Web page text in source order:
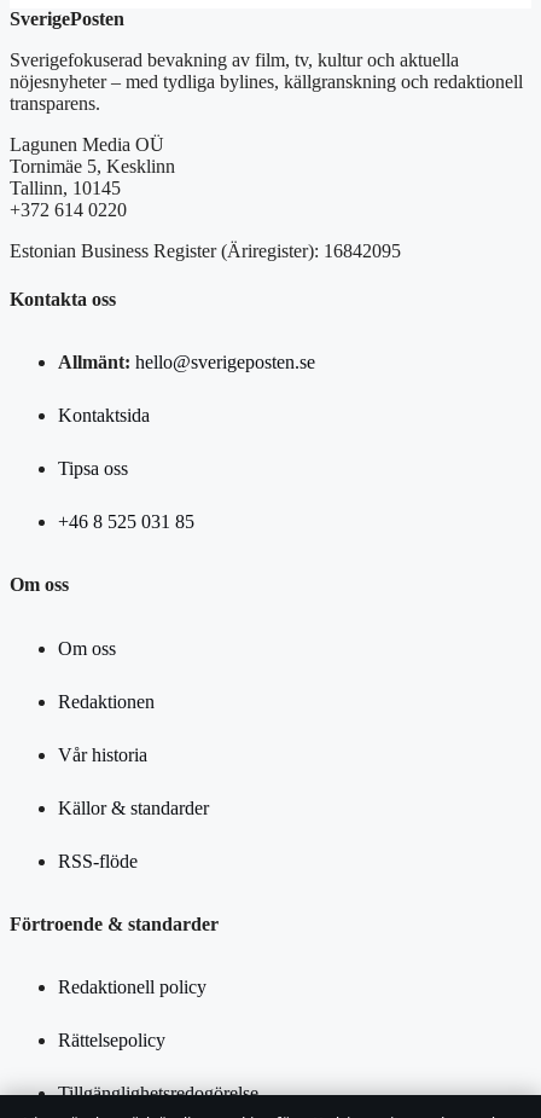
SverigePosten
Sverigefokuserad bevakning av film, tv, kultur och aktuella
nöjesnyheter – med tydliga bylines, källgranskning och redaktionell
transparens.
Lagunen Media OÜ
Tornimäe 5, Kesklinn
Tallinn, 10145
+372 614 0220
Estonian Business Register (Äriregister): 16842095
Kontakta oss
Allmänt: hello@sverigeposten.se
Kontaktsida
Tipsa oss
+46 8 525 031 85
Om oss
Om oss
Redaktionen
Vår historia
Källor & standarder
RSS-flöde
Förtroende & standarder
Redaktionell policy
Rättelsepolicy
Tillgänglighetsredogörelse